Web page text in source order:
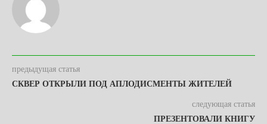
предыдущая статья
СКВЕР ОТКРЫЛИ ПОД АПЛОДИСМЕНТЫ ЖИТЕЛЕЙ
следующая статья
ПРЕЗЕНТОВАЛИ КНИГУ